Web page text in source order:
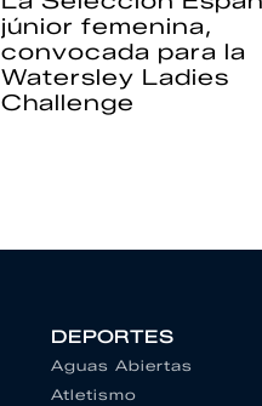
júnior femenina,
convocada para la
Watersley Ladies
Challenge
DEPORTES
Aguas Abiertas
Atletismo